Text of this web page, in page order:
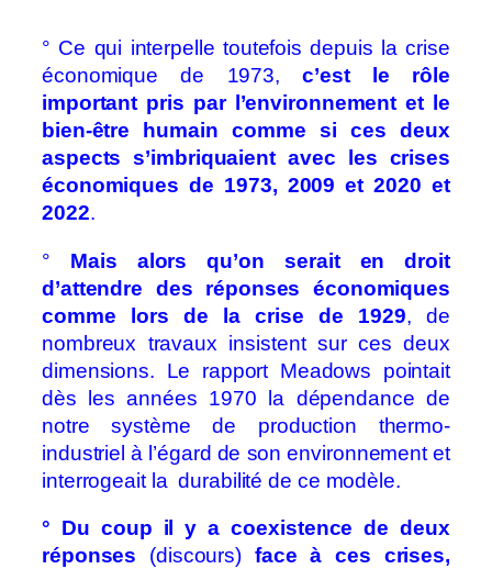
° Ce qui interpelle toutefois depuis la crise
économique de 1973,c’est le rôle
important pris par l’environnement et le
bien-être humain comme si ces deux
aspects s’imbriquaient avec les crises
économiques de 1973, 2009 et 2020 et
2022.
° Mais alors qu’on serait en droit
d’attendre des réponses économiques
comme lors de la crise de 1929, de
nombreux travaux insistent sur ces deux
dimensions. Le rapport Meadows pointait
dès les années 1970 la dépendance de
notre système de production thermo-
industriel à l’égard de son environnement et
interrogeait la durabilité de ce modèle.
° Du coup il y a coexistence de deux
réponses (discours) face à ces crises,